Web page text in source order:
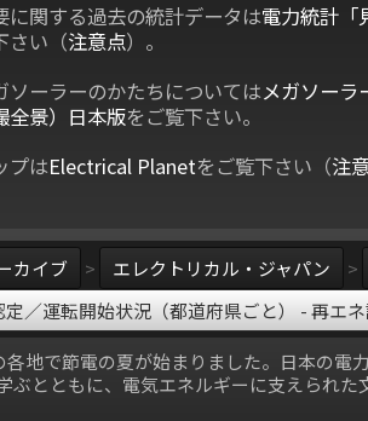
に関する過去の統計データは電力統計「
さい（注意点）。
ソーラーのかたちについてはメガソーラ
全景）日本版をご覧下さい。
プはElectrical Planetをご覧下さい（注
カイブ > エレクトリカル・ジャパン
>
／運転開始状況（都道府県ごと） - 再エ
各地で節電の夏が始まりました。日本の電
ぶとともに、電気エネルギーに支えられた